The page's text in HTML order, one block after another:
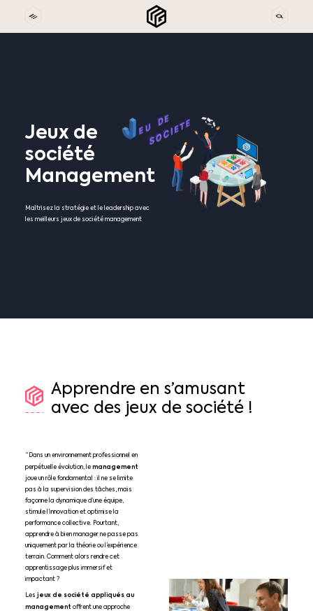
Jeux de
société
Management
Maîtrisez la stratégie et le leadership avec
les meilleurs jeux de société management
Apprendre en s’amusant
avec des jeux de société !
“Dans un environnement professionnel en
perpétuelle évolution, lemanagement
joue un rôle fondamental : il ne se limite
pas à la supervision des tâches, mais
façonne la dynamique d’une équipe,
stimule l’innovation et optimise la
performance collective. Pourtant,
apprendre à bien manager ne passe pas
uniquement par la théorie ou l’expérience
terrain. Comment alors rendre cet
apprentissage plus immersif et
impactant ?
Les jeux de société appliqués au
managementoffrent une approche